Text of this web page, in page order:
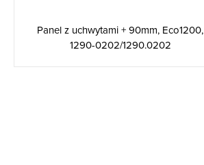
Panel z uchwytami + 90mm, Eco1200,
1290-0202/1290.0202